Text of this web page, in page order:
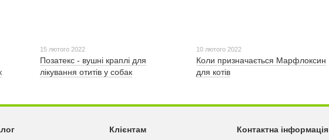
15 лютого 2022
Позатекс - вушні краплі для
лікування отитів у собак
10 лютого 2022
Коли призначається Марфлоксин
для котів
Клієнтам
Контактна інформація